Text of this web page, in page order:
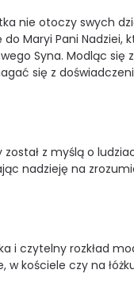
nie otoczy swych
Maryi Pani Nadziei,
Syna. Modląc
się z
z myślą o
nadzieję na
i czytelny rozkład
w kościele czy na